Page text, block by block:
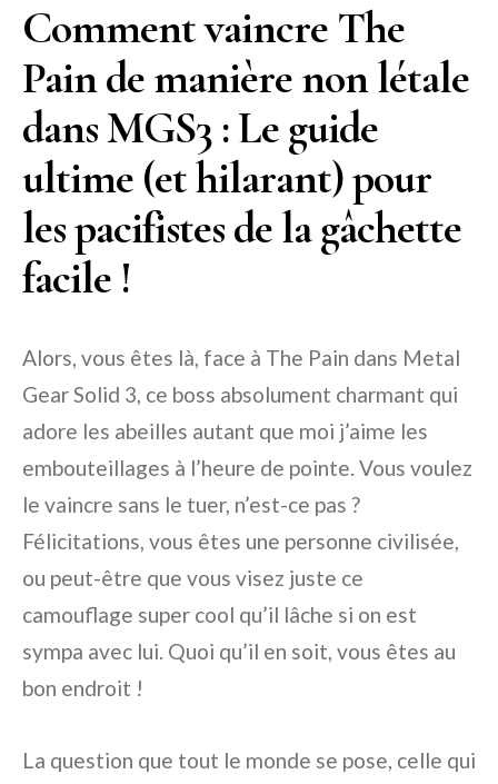
Comment vaincre The
Pain de manière non létale
dans MGS3 : Le guide
ultime (et hilarant) pour
les pacifistes de la gâchette
facile !
Alors, vous êtes là, face à The Pain dans Metal
Gear Solid 3, ce boss absolument charmant qui
adore les abeilles autant que moi j’aime les
embouteillages à l’heure de pointe. Vous voulez
le vaincre sans le tuer, n’est-ce pas ?
Félicitations, vous êtes une personne civilisée,
ou peut-être que vous visez juste ce
camouflage super cool qu’il lâche si on est
sympa avec lui. Quoi qu’il en soit, vous êtes au
bon endroit !
La question que tout le monde se pose, celle qui